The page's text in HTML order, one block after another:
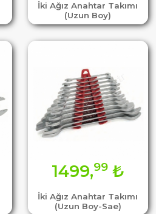
İki Ağız Anahtar Takımı
(Uzun Boy)
İki Ağız Anahtar Takımı
(Uzun Boy-Sae)
1499,99₺